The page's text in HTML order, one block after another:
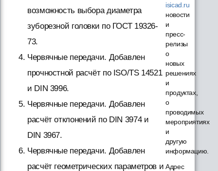
возможность выбора диаметра
зуборезной головки по ГОСТ 19326-
73.
Червячные передачи. Добавлен
прочностной расчёт по ISO/TS 14521
и DIN 3996.
Червячные передачи. Добавлен
расчёт отклонений по DIN 3974 и
DIN 3967.
Червячные передачи. Добавлен
расчёт геометрических параметров и
isicad.ru
новости
и
пресс-
релизы
о
новых
решениях
и
продуктах,
о
проводимых
мероприятиях
и
другую
информацию.
Адрес